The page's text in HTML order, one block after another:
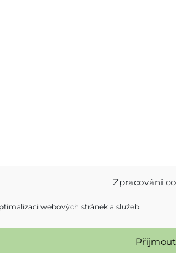
Zpracování
webových stránek a služeb.
Příjmout